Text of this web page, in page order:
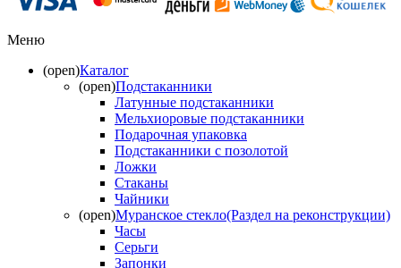
Меню
(open)Каталог
(open)Подстаканники
Латунные подстаканники
Мельхиоровые подстаканники
Подарочная упаковка
Подстаканники с позолотой
Ложки
Стаканы
Чайники
(open)Муранское стекло(Раздел на реконструкции)
Часы
Серьги
Запонки